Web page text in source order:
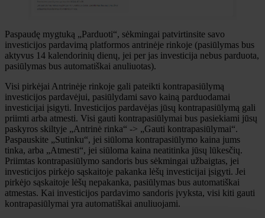
Paspaudę mygtuką „Parduoti“, sėkmingai patvirtinsite savo
investicijos pardavimą platformos antrinėje rinkoje (pasiūlymas bus
aktyvus 14 kalendorinių dienų, jei per jas investicija nebus parduota,
pasiūlymas bus automatiškai anuliuotas).
Visi pirkėjai Antrinėje rinkoje gali pateikti kontrapasiūlymą
investicijos pardavėjui, pasiūlydami savo kainą parduodamai
investicijai įsigyti. Investicijos pardavėjas jūsų kontrapasiūlymą gali
priimti arba atmesti. Visi gauti kontrapasiūlymai bus pasiekiami jūsų
paskyros skiltyje „Antrinė rinka“ -> „Gauti kontrapasiūlymai“.
Paspauskite „Sutinku“, jei siūloma kontrapasiūlymo kaina jums
tinka, arba „Atmesti“, jei siūloma kaina neatitinka jūsų lūkesčių.
Priimtas kontrapasiūlymo sandoris bus sėkmingai užbaigtas, jei
investicijos pirkėjo sąskaitoje pakanka lėšų investicijai įsigyti. Jei
pirkėjo sąskaitoje lėšų nepakanka, pasiūlymas bus automatiškai
atmestas. Kai investicijos pardavimo sandoris įvyksta, visi kiti gauti
kontrapasiūlymai yra automatiškai anuliuojami.